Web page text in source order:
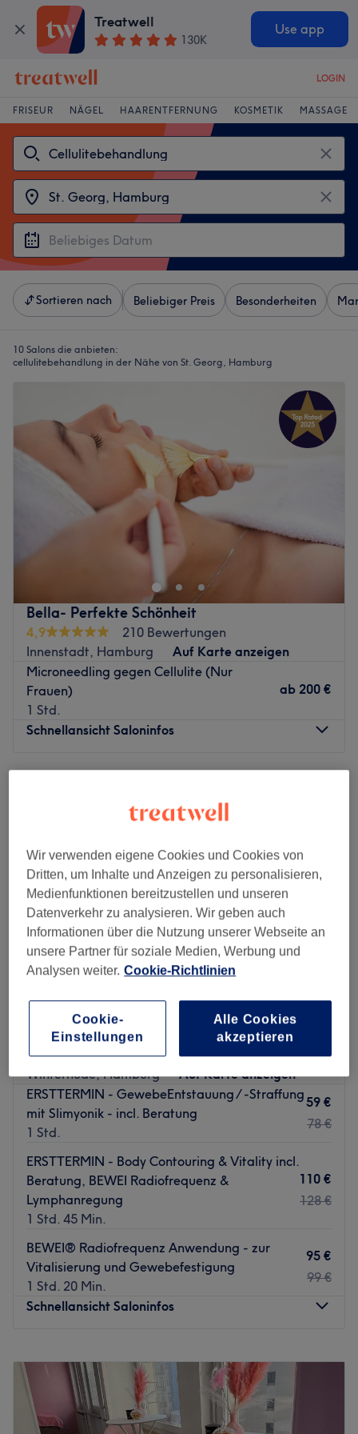
Treatwell
130K
Use app
LOGIN
FRISEUR NÄGEL HAARENTFERNUNG KOSMETIK MASSAGE
Sortieren nach Beliebiger Preis Besonderheiten
10 Salons die anbieten:
cellulitebehandlung in der Nähe von St. Georg, Hamburg
Bella- Perfekte Schönheit
4,9
210 Bewertungen
Innenstadt, Hamburg
Auf Karte anzeigen
Microneedling gegen Cellulite (Nur
Frauen)
1 Std.
ab 200 €
Schnellansicht Saloninfos
Montag
Geschlossen
Freitag
10:30– 19:00
Samstag
Geschlossen
Sonntag
Geschlossen
Tenha cuidado, o estúdio de cosméticos LM - Perfect
Beauty em Hamburgo é uma verdadeira dica. Após uma
consulta individual, você pode escolher entre tratamentos
sairá do LM - Perfect Beauty sem um ótimo brilho.
Transporte público mais próximo:
A equipe:
Lorenna é calorosa e dá grande importância ao
relacionamento com seus clientes.
O que gostamos no salão:
Atmosfera: Quente, pessoal e aconchegante.
Expertise: Tudo sobre tratamentos faciais e corporais.
Extras: Só é aceito pagamento em dinheiro no salão.
KOSMETIK ATELIER - individuelle
Hautkonzepte
4,8
368 Bewertungen
Winterhude, Hamburg
Auf Karte anzeigen
ERSTTERMIN - GewebeEntstauung / -Straffung
mit Slimyonik - incl. Beratung
1 Std.
59 €
78 €
ERSTTERMIN - Body Contouring & Vitality incl.
Beratung, BEWEI Radiofrequenz &
Lymphanregung
1 Std. 45 Min.
110 €
128 €
BEWEI® Radiofrequenz Anwendung - zur
Vitalisierung und Gewebefestigung
1 Std. 20 Min.
95 €
99 €
Schnellansicht Saloninfos
Dienstag
10:00–
19:00
Mittwoch
12:00–
Donnerstag
10:00–
Freitag
10:00–
19:00
Wir verwenden eigene Cookies und Cookies von
Dritten, um Inhalte und Anzeigen zu personalisieren,
Medienfunktionen bereitzustellen und unseren
Datenverkehr zu analysieren. Wir geben auch
Informationen über die Nutzung unserer Webseite an
unsere Partner für soziale Medien, Werbung und
Analysen weiter. Cookie-Richtlinien
Cookie-
Einstellungen
Alle Cookies
akzeptieren